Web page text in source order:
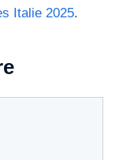
Italie 2025.